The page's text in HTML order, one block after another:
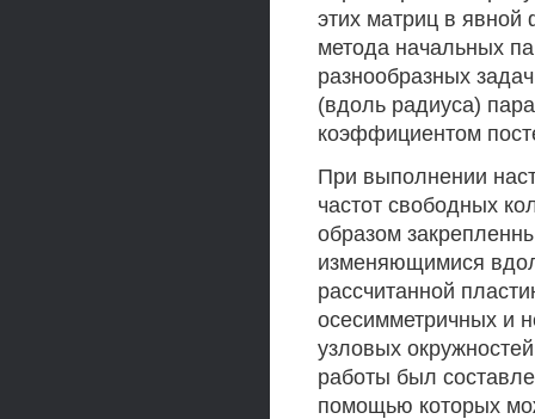
этих матриц в явной
метода начальных
разнообразных
(вдоль радиуса)
коэффициентом
При выполнении
частот свободных
образом
изменяющимися
рассчитанной
осесимметричных и
узловых
работы был
помощью которых